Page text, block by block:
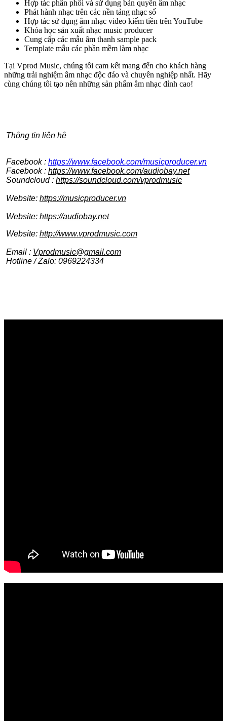
Hợp tác phân phối và sử dụng bản quyền âm nhạc
Phát hành nhạc trên các nền tảng nhạc số
Hợp tác sử dụng âm nhạc video kiếm tiền trên YouTube
Khóa học sản xuất nhạc music producer
Cung cấp các mẫu âm thanh sample pack
Template mẫu các phần mềm làm nhạc
Tại Vprod Music, chúng tôi cam kết mang đến cho khách hàng
những trải nghiệm âm nhạc độc đáo và chuyên nghiệp nhất. Hãy
cùng chúng tôi tạo nên những sản phẩm âm nhạc đỉnh cao!
Thông tin liên hệ
Facebook : https://www.facebook.com/musicproducer.vn
Facebook : https://www.facebook.com/audiobay.net
Soundcloud : https://soundcloud.com/vprodmusic
Website: https://musicproducer.vn
Website: https://audiobay.net
Website: http://www.vprodmusic.com
Email : Vprodmusic@gmail.com
Hotline / Zalo: 0969224334